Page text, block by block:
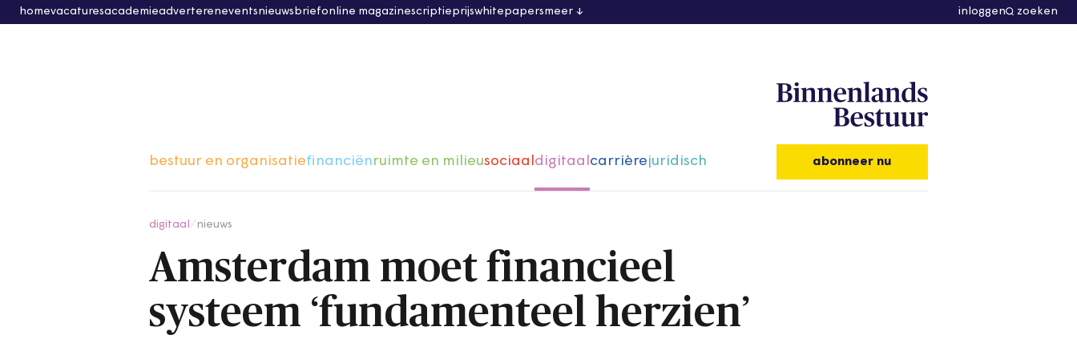
homevacaturesacademieadvertereneventsnieuwsbriefonline magazinescriptieprijswhitepapersmeer inloggen zoeken
bestuur en organisatiefinanciënruimte en milieusociaaldigitaalcarrièrejuridisch abonneer nu
digitaal nieuws
Amsterdam moet financieel
systeem ‘fundamenteel herzien’